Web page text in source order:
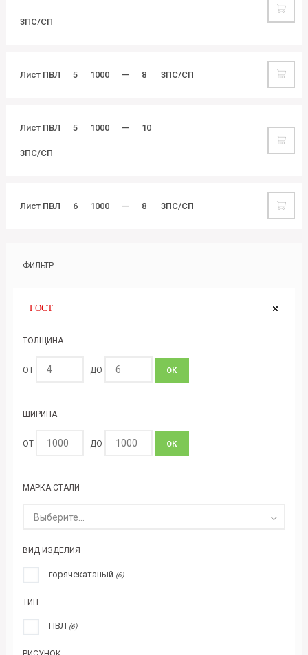
3ПС/СП
Лист ПВЛ 5 1000 — 8 3ПС/СП
Лист ПВЛ 5 1000 — 10
3ПС/СП
Лист ПВЛ 6 1000 — 8 3ПС/СП
ФИЛЬТР
ГОСТ
ТОЛЩИНА
ОТ ДО ОК
ШИРИНА
ОТ ДО ОК
МАРКА СТАЛИ
Выберите...
ВИД ИЗДЕЛИЯ
горячекатаный (6)
ТИП
ПВЛ (6)